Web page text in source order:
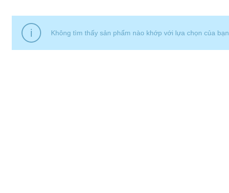
Không tìm thấy sản phẩm nào khớp với lựa chọn của bạn.